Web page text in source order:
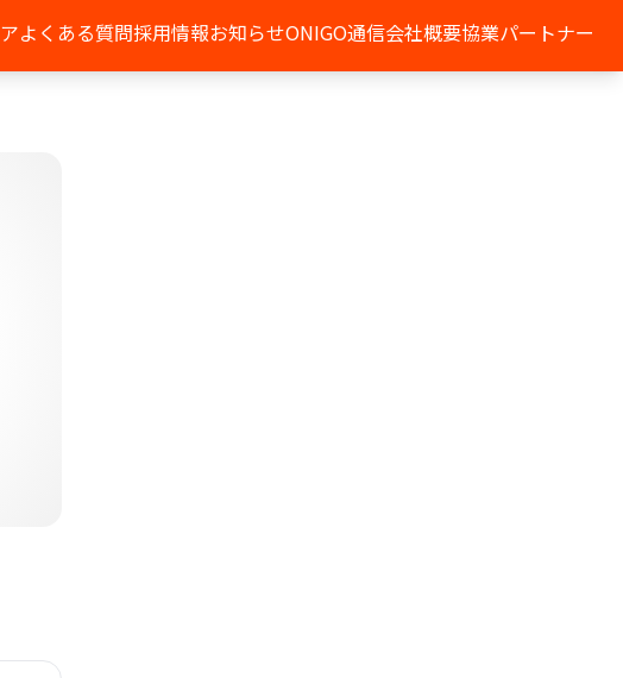
よくある質問採用情報お知らせONIGO通信会社概要協業パートナー